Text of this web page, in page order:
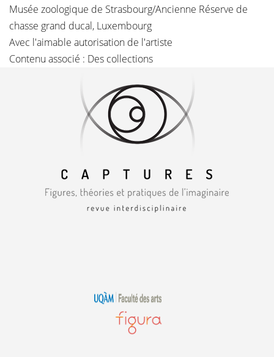
Musée zoologique de Strasbourg/Ancienne Réserve de
chasse grand ducal, Luxembourg
Avec l'aimable autorisation de l'artiste
Contenu associé : Des collections